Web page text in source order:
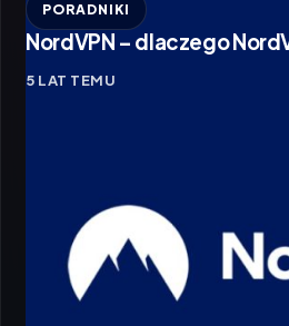
PORADNIKI
NordVPN – dlaczego
5 LAT TEMU